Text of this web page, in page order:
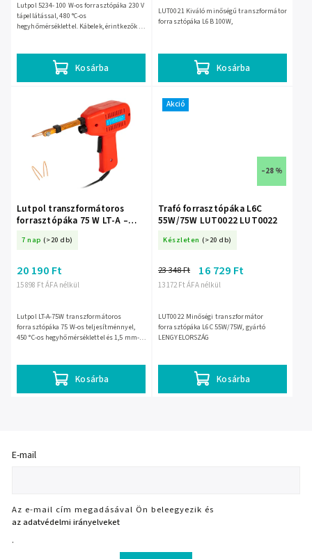
Kosárba
Lutpol 5234- 100 W-os forrasztópáka 230 V
tápellátással, 480 °C-os
hegyhőmérséklettel. Kábelek, érintkezők és
Kosárba
LUT0021 Kiváló minőségű transzformátor
forrasztópáka L6B 100W,
Lutpol transzformátoros
forrasztópáka 75 W LT-A –
7 nap (>20 db)
15 898 Ft ÁFA nélkül
20 190 Ft
Kosárba
Lutpol LT-A-75W transzformátoros
forrasztópáka 75 W-os teljesítménnyel,
450 °C-os hegyhőmérséklettel és 1,5 mm-
Akció
–28 %
Trafó forrasztópáka L6C
55W/75W LUT0022 LUT0022
Készleten (>20 db)
13 172 Ft ÁFA nélkül
23 348 Ft 16 729 Ft
Kosárba
LUT0022 Minőségi transzformátor
forrasztópáka L6C 55W/75W, gyártó
LENGYELORSZÁG
E-mail
Az e-mail cím megadásával Ön beleegyezik és
az adatvédelmi irányelveket
.